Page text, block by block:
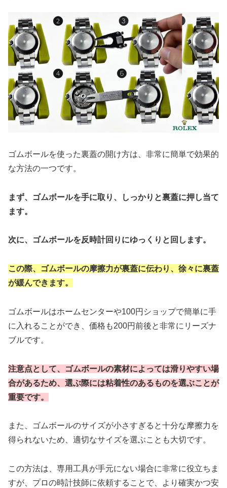
ゴムボールを使った裏蓋の開け方は、非常に簡単で効果的
な方法の一つです。
まず、ゴムボールを手に取り、しっかりと裏蓋に押し当て
ます。
次に、ゴムボールを反時計回りにゆっくりと回します。
この際、ゴムボールの摩擦力が裏蓋に伝わり、徐々に裏蓋
が緩んできます。
ゴムボールはホームセンターや100円ショップで簡単に手
に入れることができ、価格も200円前後と非常にリーズナ
ブルです。
注意点として、ゴムボールの素材によっては滑りやすい場
合があるため、選ぶ際には粘着性のあるものを選ぶことが
重要です。
また、ゴムボールのサイズが小さすぎると十分な摩擦力を
得られないため、適切なサイズを選ぶことも大切です。
この方法は、専用工具が手元にない場合に非常に役立ちま
すが、プロの時計技師に依頼することで、より確実かつ安